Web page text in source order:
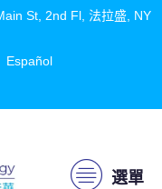
St, 2nd Fl, 法拉盛, NY
Español
選單